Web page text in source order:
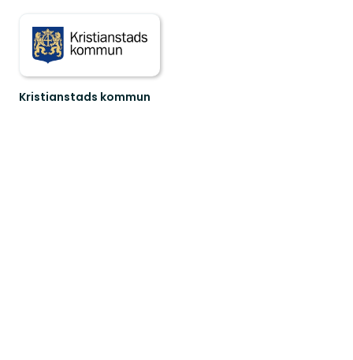
Kristianstads kommun